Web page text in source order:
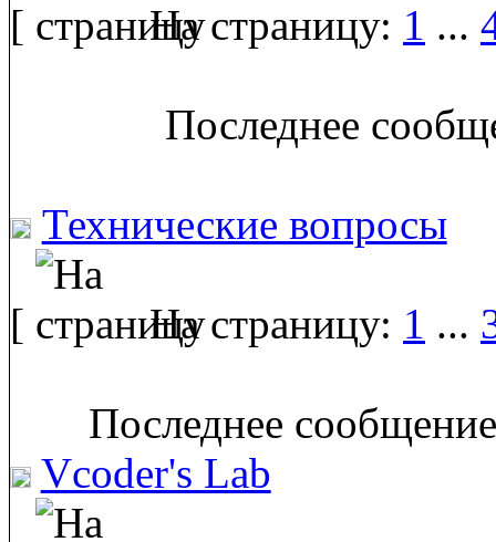
[ На страницу: 1 ...
Последнее
Технические вопросы
[ На страницу: 1 ...
Последнее
Vcoder's Lab